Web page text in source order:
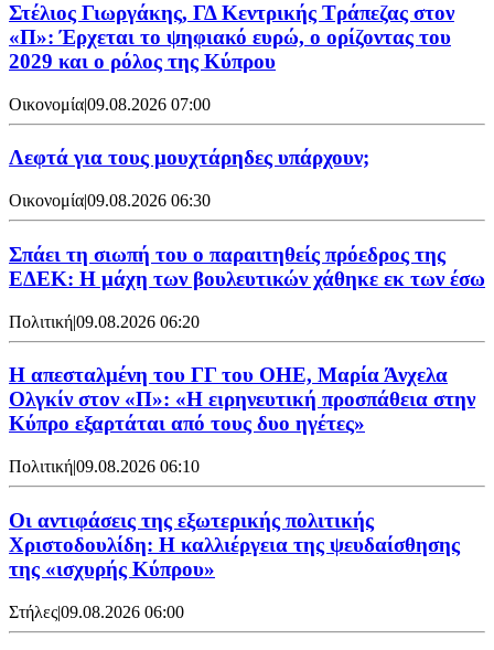
Στέλιος Γιωργάκης, ΓΔ Κεντρικής Τράπεζας στον
«Π»: Έρχεται το ψηφιακό ευρώ, ο ορίζοντας του
2029 και ο ρόλος της Κύπρου
Οικονομία|09.08.2026 07:00
Λεφτά για τους μουχτάρηδες υπάρχουν;
Οικονομία|09.08.2026 06:30
Σπάει τη σιωπή του ο παραιτηθείς πρόεδρος της
ΕΔΕΚ: Η μάχη των βουλευτικών χάθηκε εκ των έσω
Πολιτική|09.08.2026 06:20
Η απεσταλμένη του ΓΓ του ΟΗΕ, Μαρία Άνχελα
Ολγκίν στον «Π»: «Η ειρηνευτική προσπάθεια στην
Κύπρο εξαρτάται από τους δυο ηγέτες»
Πολιτική|09.08.2026 06:10
Οι αντιφάσεις της εξωτερικής πολιτικής
Χριστοδουλίδη: Η καλλιέργεια της ψευδαίσθησης
της «ισχυρής Κύπρου»
Στήλες|09.08.2026 06:00